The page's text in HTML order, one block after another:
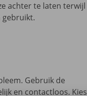
achter te laten terwijl
gebruikt.
Gebruik de
en contactloos. Kies